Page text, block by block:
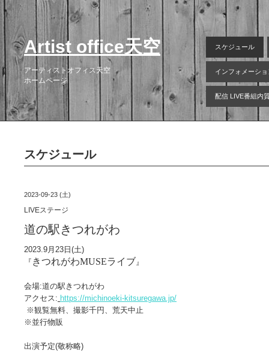
Artist office天空
アーティストオフィス天空
ホームページ
スケジュール
インフォメーショ
配信 LIVE番組内
スケジュール
2023-09-23 (土)
LIVEステージ
道の駅きつれがわ
2023.9月23日(土)
『 きつれがわMUSEライブ』
会場:道の駅きつれがわ
アクセス: https://michinoeki-kitsuregawa.jp/
※観覧無料、撮影千円、荒天中止
※並行物販
出演予定(敬称略)